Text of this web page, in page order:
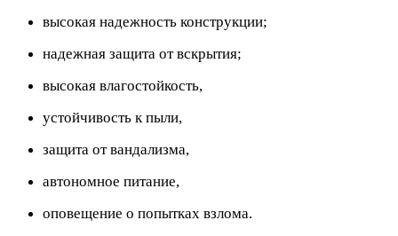
высокая надежность конструкции;
надежная защита от вскрытия;
высокая влагостойкость,
устойчивость к пыли,
защита от вандализма,
автономное питание,
оповещение о попытках взлома.